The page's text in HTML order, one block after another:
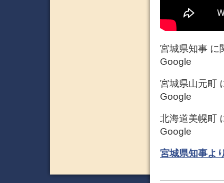
宮城県知事 に
Google
宮城県山元町
Google
北海道美幌町
Google
宮城県知事よ